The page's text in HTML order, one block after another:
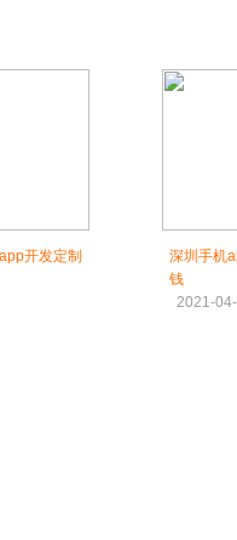
开发定制
深圳手机
钱
2021-